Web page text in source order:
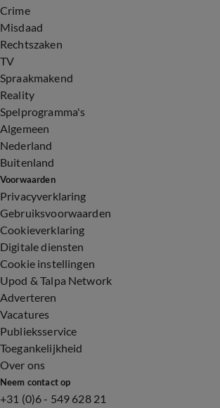
Crime
Misdaad
Rechtszaken
TV
Spraakmakend
Reality
Spelprogramma's
Algemeen
Nederland
Buitenland
Voorwaarden
Privacyverklaring
Gebruiksvoorwaarden
Cookieverklaring
Digitale diensten
Cookie instellingen
Upod & Talpa Network
Adverteren
Vacatures
Publieksservice
Toegankelijkheid
Over ons
Neem contact op
+31 (0)6 - 549 628 21